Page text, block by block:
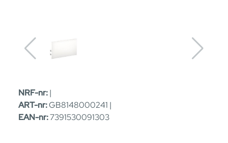
NRF-nr:|
ART-nr:GB8148000241 |
EAN-nr:7391530091303